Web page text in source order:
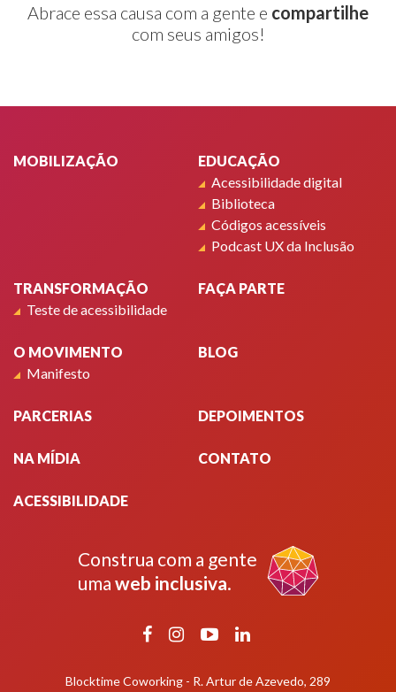
Abrace essa causa com a gente e compartilhe
com seus amigos!
MOBILIZAÇÃO
EDUCAÇÃO
Acessibilidade digital
Biblioteca
Códigos acessíveis
Podcast UX da Inclusão
TRANSFORMAÇÃO
Teste de acessibilidade
FAÇA PARTE
O MOVIMENTO
Manifesto
BLOG
PARCERIAS DEPOIMENTOS
NA MÍDIA CONTATO
ACESSIBILIDADE
Construa com a gente
uma web inclusiva.
Facebook
Instagram
YouTubeLinkedIn
Blocktime Coworking - R. Artur de Azevedo, 289